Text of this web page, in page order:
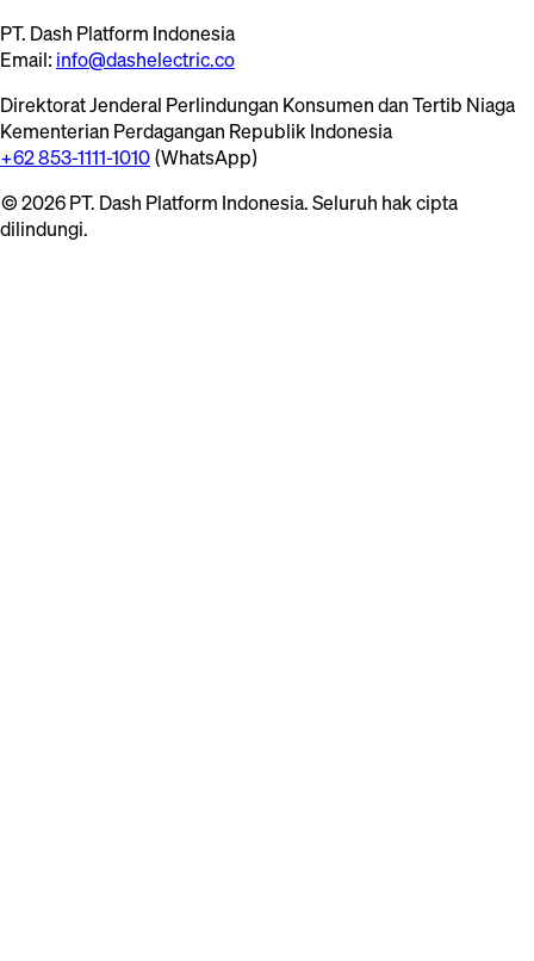
PT. Dash Platform Indonesia
Email: info@dashelectric.co
Direktorat Jenderal Perlindungan Konsumen dan Tertib Niaga
Kementerian Perdagangan Republik Indonesia
+62 853-1111-1010(WhatsApp)
© 2026 PT. Dash Platform Indonesia. Seluruh hak cipta
dilindungi.